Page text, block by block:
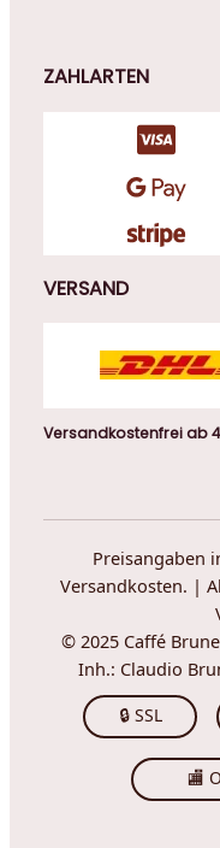
ZAHLARTEN
VERSAND
Versandkostenfrei ab
Preisangaben
Versandkosten. |
© 2025 Caffé
Inh.: Claudio
🔒 SSL
🏬